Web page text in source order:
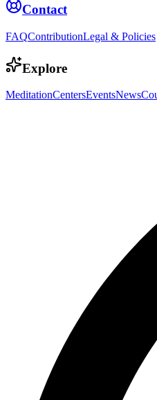
Contact
FAQContributionLegal & Policies
Explore
MeditationCentersEventsNews